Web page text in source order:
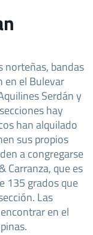
norteñas, bandas
en el Bulevar
Serdán y
hay
han alquilado
sus propios
a congregarse
Carranza, que es
135 grados que
Las
en el